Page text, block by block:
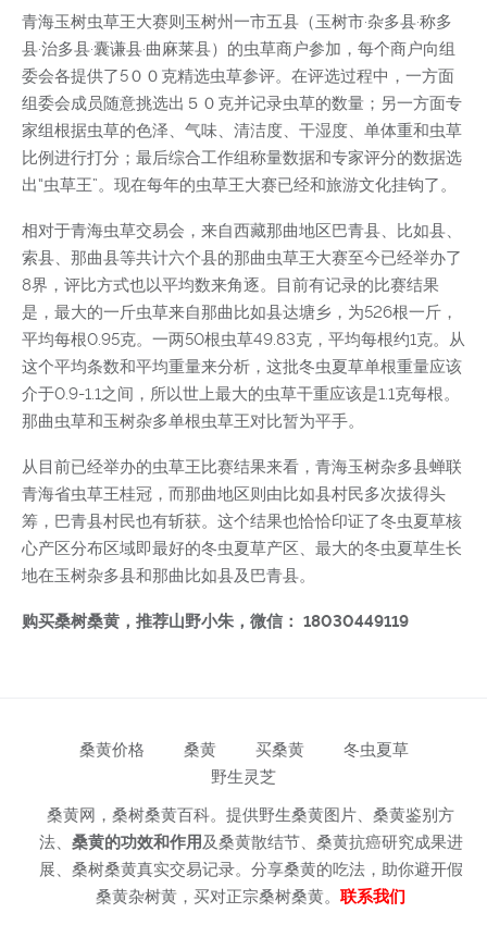
青海玉树虫草王大赛则玉树州一市五县（玉树市·杂多县·称多
县·治多县·囊谦县·曲麻莱县）的虫草商户参加，每个商户向组
委会各提供了5００克精选虫草参评。在评选过程中，一方面
组委会成员随意挑选出５０克并记录虫草的数量；另一方面专
家组根据虫草的色泽、气味、清洁度、干湿度、单体重和虫草
比例进行打分；最后综合工作组称量数据和专家评分的数据选
出“虫草王”。现在每年的虫草王大赛已经和旅游文化挂钩了。
相对于青海虫草交易会，来自西藏那曲地区巴青县、比如县、
索县、那曲县等共计六个县的那曲虫草王大赛至今已经举办了
8界，评比方式也以平均数来角逐。目前有记录的比赛结果
是，最大的一斤虫草来自那曲比如县达塘乡，为526根一斤，
平均每根0.95克。一两50根虫草49.83克，平均每根约1克。从
这个平均条数和平均重量来分析，这批冬虫夏草单根重量应该
介于0.9-1.1之间，所以世上最大的虫草干重应该是1.1克每根。
那曲虫草和玉树杂多单根虫草王对比暂为平手。
从目前已经举办的虫草王比赛结果来看，青海玉树杂多县蝉联
青海省虫草王桂冠，而那曲地区则由比如县村民多次拔得头
筹，巴青县村民也有斩获。这个结果也恰恰印证了冬虫夏草核
心产区分布区域即最好的冬虫夏草产区、最大的冬虫夏草生长
地在玉树杂多县和那曲比如县及巴青县。
购买桑树桑黄，推荐山野小朱，微信： 18030449119
桑黄价格 桑黄 买桑黄
冬虫夏草
野生灵芝
桑黄网，桑树桑黄百科。提供野生桑黄图片、桑黄鉴别方
法、 桑黄的功效和作用及桑黄散结节、桑黄抗癌研究成果进
展、桑树桑黄真实交易记录。分享桑黄的吃法，助你避开假
桑黄杂树黄，买对正宗桑树桑黄。 联系我们